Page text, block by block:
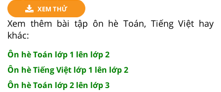
XEM THỬ
Xem thêm bài tập ôn hè Toán, Tiếng Việt hay
khác:
Ôn hè Toán lớp 1 lên lớp 2
Ôn hè Tiếng Việt lớp 1 lên lớp 2
Ôn hè Toán lớp 2 lên lớp 3